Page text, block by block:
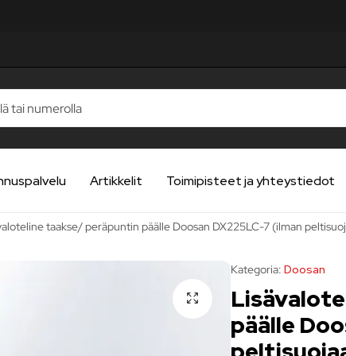
Artikkelit Toimipisteet ja yhteystiedot
taakse/ peräpuntin päälle Doosan DX225LC-7 (ilman
Kategoria: Doosan
päälle